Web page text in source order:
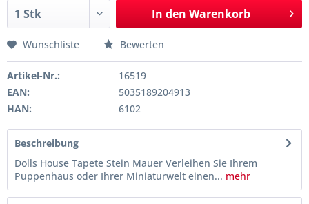
In den Warenkorb
Wunschliste Bewerten
Artikel-Nr.:
16519
EAN:
5035189204913
HAN:
6102
Beschreibung
Dolls House Tapete Stein Mauer Verleihen Sie Ihrem
Puppenhaus oder Ihrer Miniaturwelt einen... mehr